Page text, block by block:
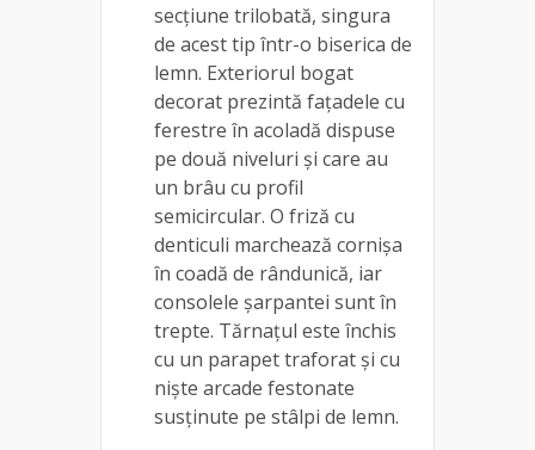
secțiune trilobată, singura
de acest tip într-o biserica de
lemn. Exteriorul bogat
decorat prezintă fațadele cu
ferestre în acoladă dispuse
pe două niveluri și care au
un brâu cu profil
semicircular. O friză cu
denticuli marchează cornișa
în coadă de rândunică, iar
consolele șarpantei sunt în
trepte. Tărnațul este închis
cu un parapet traforat și cu
niște arcade festonate
susținute pe stâlpi de lemn.